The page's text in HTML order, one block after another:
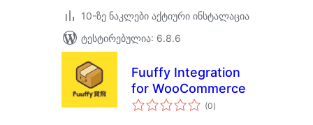
10-ზე ნაკლები აქტიური ინსტალაცია
ტესტირებულია: 6.8.6
Fuuffy Integration
for WooCommerce
(0საერთო
რეიტინგი
)